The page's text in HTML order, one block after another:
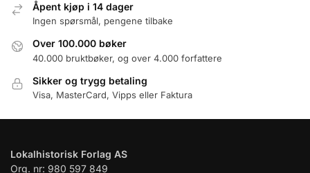
Åpent kjøp i 14 dager
Ingen spørsmål, pengene tilbake
Over 100.000 bøker
40.000 bruktbøker, og over 4.000 forfattere
Sikker og trygg betaling
Visa, MasterCard, Vipps eller Faktura
Lokalhistorisk Forlag AS
Org. nr: 980 597 849